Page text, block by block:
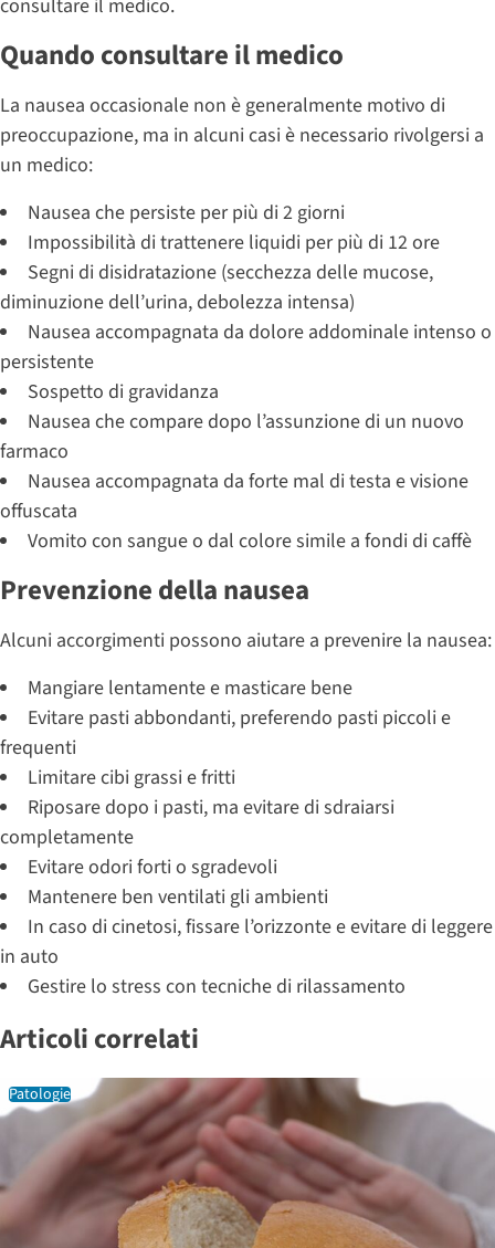
consultare il medico.
Quando consultare il medico
La nausea occasionale non è generalmente motivo di
preoccupazione, ma in alcuni casi è necessario rivolgersi a
un medico:
Nausea che persiste per più di 2 giorni
Impossibilità di trattenere liquidi per più di 12 ore
Segni di disidratazione (secchezza delle mucose,
diminuzione dell’urina, debolezza intensa)
Nausea accompagnata da dolore addominale intenso o
persistente
Sospetto di gravidanza
Nausea che compare dopo l’assunzione di un nuovo
farmaco
Nausea accompagnata da forte mal di testa e visione
offuscata
Vomito con sangue o dal colore simile a fondi di caffè
Prevenzione della nausea
Alcuni accorgimenti possono aiutare a prevenire la nausea:
Mangiare lentamente e masticare bene
Evitare pasti abbondanti, preferendo pasti piccoli e
frequenti
Limitare cibi grassi e fritti
Riposare dopo i pasti, ma evitare di sdraiarsi
completamente
Evitare odori forti o sgradevoli
Mantenere ben ventilati gli ambienti
In caso di cinetosi, fissare l’orizzonte e evitare di leggere
in auto
Gestire lo stress con tecniche di rilassamento
Articoli correlati
Patologie